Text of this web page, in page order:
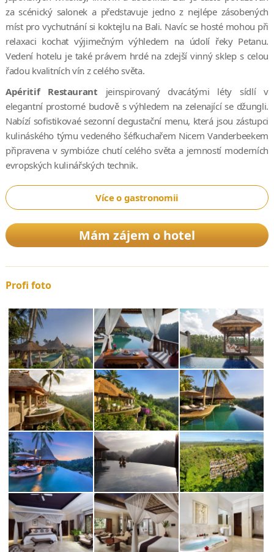
za scénický salonek a představuje jedno z nejlépe zásobených
míst pro vychutnání si koktejlu na Bali. Navíc se hosté mohou při
relaxaci kochat výjimečným výhledem na údolí řeky Petanu.
Vedení hotelu je také právem hrdé na zdejší vinný sklep s celou
řadou kvalitních vín z celého světa.
Apéritif Restaurant jeinspirovaný dvacátými léty sídlí v
elegantní prostorné budově s výhledem na zelenající se džungli.
Nabízí sofistikovaé sezonní degustační menu, která jsou zástupci
kulináského týmu vedeného šéfkuchařem Nicem Vanderbeekem
připravena v symbióze chutí celého světa a jemností moderních
evropských kulinářských technik.
Více o gastronomii
Mám zájem o hotel
Profi foto